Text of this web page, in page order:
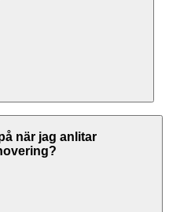
ingår i priset, kvalitet på
försäkringar och
visar recensioner
när jag anlitar